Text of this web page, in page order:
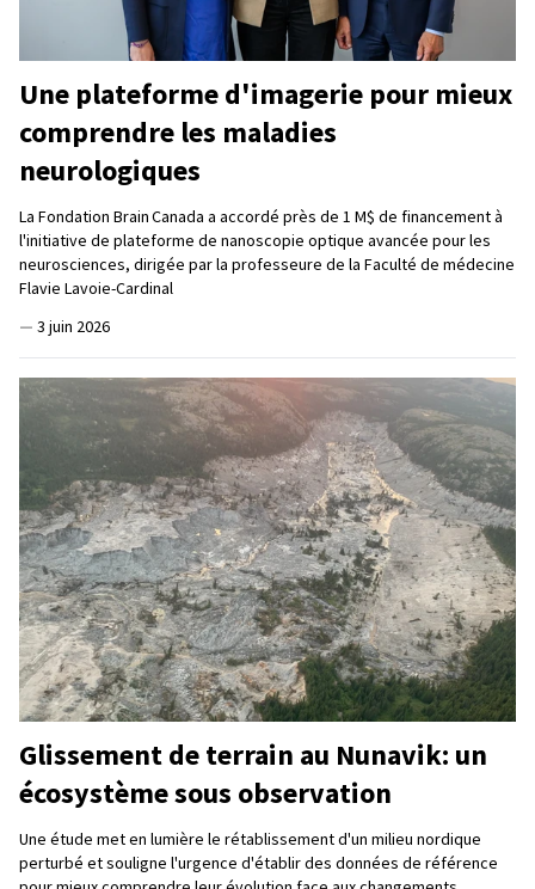
Une plateforme d'imagerie pour mieux
comprendre les maladies
neurologiques
La Fondation Brain Canada a accordé près de 1 M$ de financement à
l'initiative de plateforme de nanoscopie optique avancée pour les
neurosciences, dirigée par la professeure de la Faculté de médecine
Flavie Lavoie-Cardinal
— 3 juin 2026
Glissement de terrain au Nunavik: un
écosystème sous observation
Une étude met en lumière le rétablissement d'un milieu nordique
perturbé et souligne l'urgence d'établir des données de référence